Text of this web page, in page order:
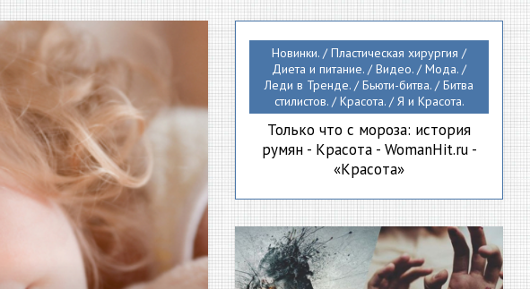
Новинки. / Пластическая хирургия /
Диета и питание. / Видео. / Мода. /
Леди в Тренде. / Бьюти-битва. / Битва
стилистов. / Красота. / Я и Красота.
Только что с мороза: история
румян - Красота - WomanHit.ru -
«Красота»